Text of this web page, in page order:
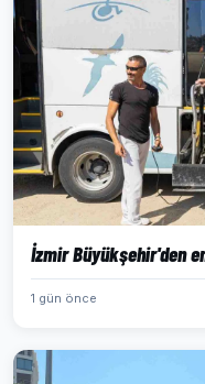
İzmir Büyükşehir'den
1 gün önce